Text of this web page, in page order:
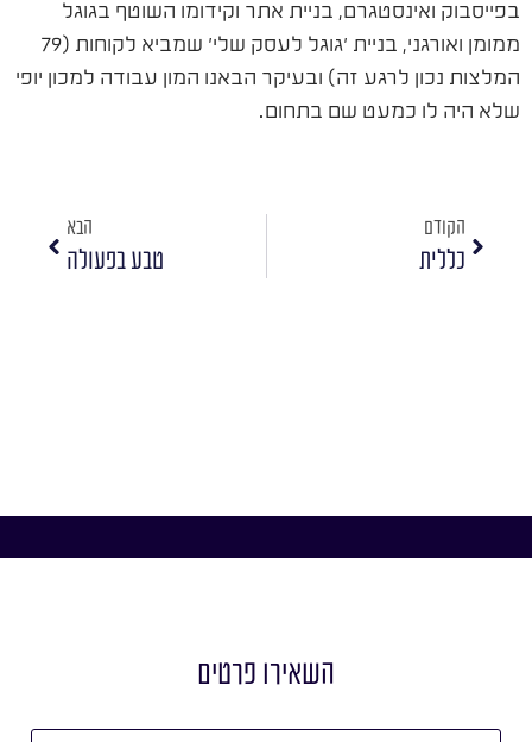
בפייסבוק ואינסטגרם, בניית אתר וקידומו השוטף בגוגל
ממומן ואורגני, בניית 'גוגל לעסק שלי' שמביא לקוחות (79
המלצות נכון לרגע זה) ובעיקר הבאנו המון עבודה למכון יופי
שלא היה לו כמעט שם בתחום.
הקודם
כללית
הבא
טבע בפעולה
השאירו פרטים